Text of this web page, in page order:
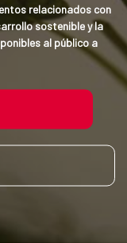
relacionados con
sostenible y la
al público a